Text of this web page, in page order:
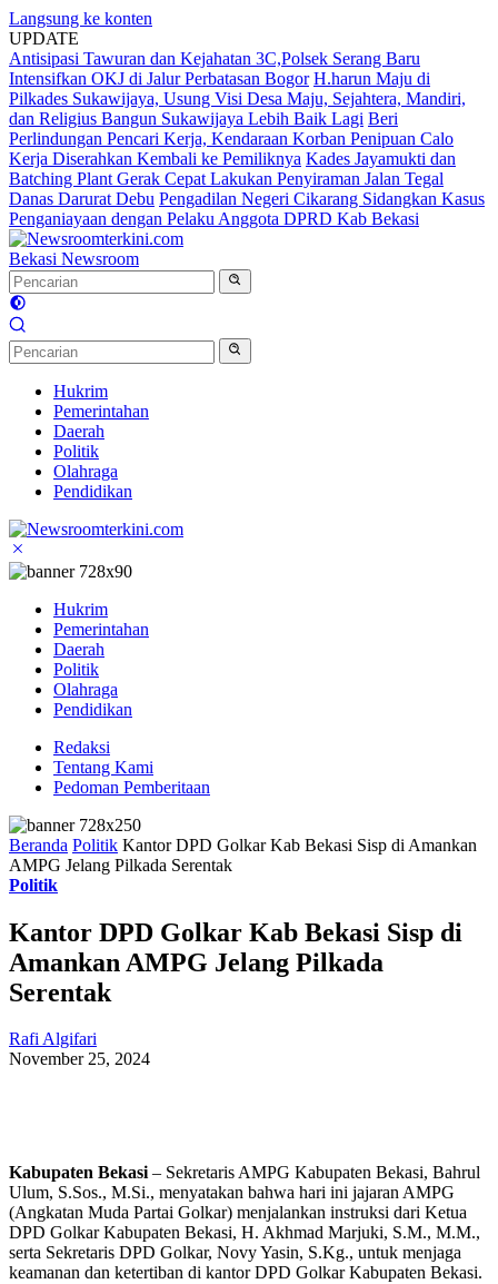
Langsung ke konten
UPDATE
Antisipasi Tawuran dan Kejahatan 3C,Polsek Serang Baru
Intensifkan OKJ di Jalur Perbatasan Bogor H.harun Maju di
Pilkades Sukawijaya, Usung Visi Desa Maju, Sejahtera, Mandiri,
dan Religius Bangun Sukawijaya Lebih Baik Lagi Beri
Perlindungan Pencari Kerja, Kendaraan Korban Penipuan Calo
Kerja Diserahkan Kembali ke Pemiliknya Kades Jayamukti dan
Batching Plant Gerak Cepat Lakukan Penyiraman Jalan Tegal
Danas Darurat Debu Pengadilan Negeri Cikarang Sidangkan Kasus
Penganiayaan dengan Pelaku Anggota DPRD Kab Bekasi
Bekasi Newsroom
Hukrim
Pemerintahan
Daerah
Politik
Olahraga
Pendidikan
Hukrim
Pemerintahan
Daerah
Politik
Olahraga
Pendidikan
Redaksi
Tentang Kami
Pedoman Pemberitaan
Beranda Politik Kantor DPD Golkar Kab Bekasi Sisp di Amankan
AMPG Jelang Pilkada Serentak
Politik
Kantor DPD Golkar Kab Bekasi Sisp di
Amankan AMPG Jelang Pilkada
Serentak
Rafi Algifari
November 25, 2024
Kabupaten Bekasi– Sekretaris AMPG Kabupaten Bekasi, Bahrul
Ulum, S.Sos., M.Si., menyatakan bahwa hari ini jajaran AMPG
(Angkatan Muda Partai Golkar) menjalankan instruksi dari Ketua
DPD Golkar Kabupaten Bekasi, H. Akhmad Marjuki, S.M., M.M.,
serta Sekretaris DPD Golkar, Novy Yasin, S.Kg., untuk menjaga
keamanan dan ketertiban di kantor DPD Golkar Kabupaten Bekasi.